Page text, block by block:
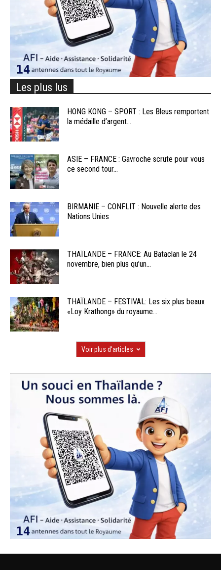
Les plus lus
HONG KONG – SPORT : Les Bleus remportent
la médaille d’argent...
ASIE – FRANCE : Gavroche scrute pour vous
ce second tour...
BIRMANIE – CONFLIT : Nouvelle alerte des
Nations Unies
THAÏLANDE – FRANCE: Au Bataclan le 24
novembre, bien plus qu’un...
THAÏLANDE – FESTIVAL: Les six plus beaux
«Loy Krathong» du royaume...
Voir plus d'articles